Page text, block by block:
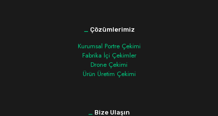
_ Çözümlerimiz
Kurumsal Portre Çekimi
Fabrika İçi Çekimler
Drone Çekimi
Ürün Üretim Çekimi
_ Bize Ulaşın